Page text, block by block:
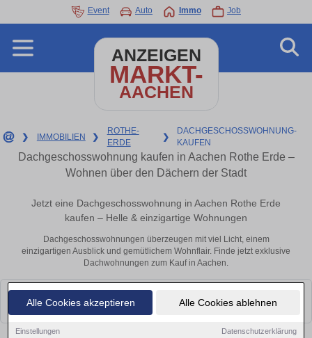
Alle Cookies akzeptieren Alle Cookies ablehnen
Einstellungen Datenschutzerklärung
Event Auto Immo Job
ANZEIGEN
MARKT-
AACHEN
❯ IMMOBILIEN ❯
ROTHE-
ERDE
❯
DACHGESCHOSSWOHNUNG-
KAUFEN
Dachgeschosswohnung kaufen in Aachen Rothe Erde –
Wohnen über den Dächern der Stadt
Jetzt eine Dachgeschosswohnung in Aachen Rothe Erde
kaufen – Helle & einzigartige Wohnungen
Dachgeschosswohnungen überzeugen mit viel Licht, einem
einzigartigen Ausblick und gemütlichem Wohnflair. Finde jetzt exklusive
Dachwohnungen zum Kauf in Aachen.
Leider konnten wir derzeit keine passenden Objekte finden. Schauen Sie
bald wieder vorbei!